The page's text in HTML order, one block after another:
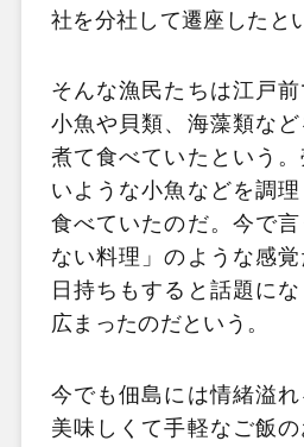
社を分社して遷座したと
そんな漁民たちは江戸
小魚や貝類、海藻類な
煮て食べていたという
いような小魚などを調
食べていたのだ。今で
ない料理」のような感
日持ちもすると話題に
広まったのだという。
今でも佃島には情緒溢れ
美味しくて手軽なご飯